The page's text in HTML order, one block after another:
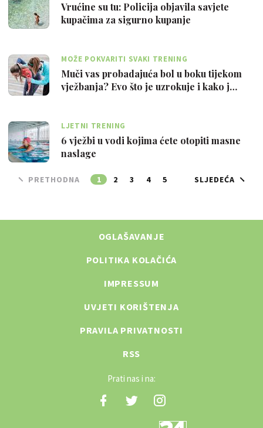
Vrućine su tu: Policija objavila savjete
kupačima za sigurno kupanje
MOŽE POKVARITI SVAKI TRENING
Muči vas probadajuća bol u boku tijekom
vježbanja? Evo što je uzrokuje i kako j…
LJETNI TRENING
6 vježbi u vodi kojima ćete otopiti masne
naslage
PRETHODNA 1 2 3 4 5 SLJEDEĆA
OGLAŠAVANJE
POLITIKA KOLAČIĆA
IMPRESSUM
UVJETI KORIŠTENJA
PRAVILA PRIVATNOSTI
RSS
Prati nas i na: